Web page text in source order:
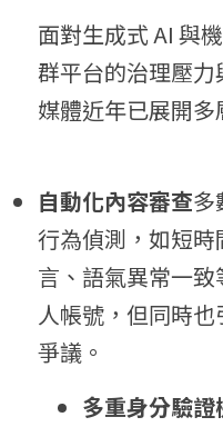
面對生成式 AI 與
群平台的治理壓
媒體近年已展開多
自動化內容審查多
行為偵測，如短
言、語氣異常一
人帳號，但同時
爭議。
多重身分驗證